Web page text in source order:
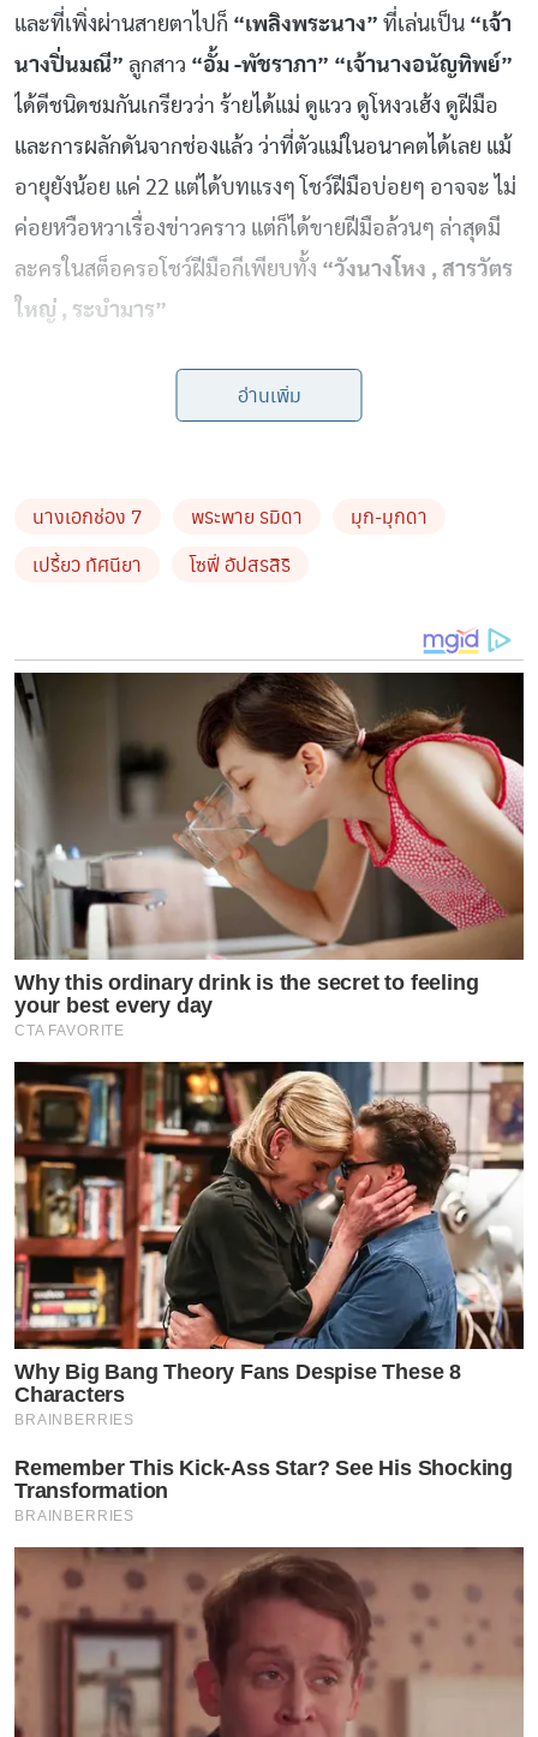
และที่เพิ่งผ่านสายตาไปก็ “เพลิงพระนาง” ที่เล่นเป็น “เจ้า
นางปิ่นมณี” ลูกสาว “อั้ม -พัชราภา” “เจ้านางอนัญทิพย์”
ได้ดีชนิดชมกันเกรียวว่า ร้ายได้แม่ ดูแวว ดูโหงวเฮ้ง ดูฝีมือ
และการผลักดันจากช่องแล้ว ว่าที่ตัวแม่ในอนาคตได้เลย แม้
อายุยังน้อย แค่ 22 แต่ได้บทแรงๆ โชว์ฝีมือบ่อยๆ อาจจะ ไม่
ค่อยหวือหวาเรื่องข่าวคราว แต่ก็ได้ขายฝีมือล้วนๆ ล่าสุดมี
ละครในสต็อครอโชว์ฝีมือกีเพียบทั้ง “วังนางโหง , สารวัตร
ใหญ่ , ระบำมาร”
“มัสยา”ประกบพระเอก“มิกค์ ทองระย้า”แล้วก็แจ้งเกิด
ทันทีตั้งแต่ละครลงจอไปไม่กี่ตอน เสียงชื่นชมทั้งความสวย
ขึ้นกล้อง ฝีไม้ลายมือ ดังก้องวิกหมอชิต อายุเพิ่งจะ 22
อนาคตบนเส้นทางสายนี้ยังไปได้อีกไกลเลย
3. โซฟี่- อัปสรสิริ อินทรคูสินนางเอกรุ่นเล็ก อายุเพิ่งจะ 19
ของวิกหมอชิต แต่ขึ้นแท่นนางเอกเต็มๆตัวไปแล้ว 2 เรื่อง
ติดๆ เห็นแววมาจากละครฟอร์มใหญ่“คือหัตถาครอง
พิภพ”ในบท“แพรวพรรณราย”ตอนอายุ 15 หยกๆ 16
หย่อนๆ ประกบรุ่นพี่ๆได้สบายเลย มา เป็นนางเอกเต็มตัวใน
ละครเย็น“นางฟ้าเปื้อนฝุ่น”ก็ช่วยดันให้ละครเรตติ้งสวย
จนได้โบนัสเป็นนางเอกอีกครั้งใน“มือปืนพ่อลูกติด”
ซึ่งก็
เรทติ้งกระฉูดอีกแล้ว กลายเป็นละครเย็นที่ทำสถิติเรทติ้งแซง
หน้าละครหลังข่าวในล็อตเดียวกันไปไกลแบบไม่เห็นฝุ่น
4. พระพาย- รมิดา ธีรพัฒน์
อีกหนึ่งนางเอกละครเย็นจากวิก
หมอชิต อายุ 20 ต้นๆ ประเดิมเรื่องแรก“เกิดเป็นกา”เมื่อ
ต้นปีนี้ ก็แจ้งเกิดเปรี้ยงปังสนั่นไปทั้งวงการ เพราะละครดรา
ม่าน้ำตานองได้ใจแฟนๆ จน กลายเป็นละครเย็นเรตติ้งเลข2
เกิดได้ไม่นานก็มีข่าวอัพกระแสว่าถูกพระเอกร่วมช่องหนุ่ม
“มิกค์ ทองระย้า”
ใหม่
“รักกันมันแจ๋ว” มาให้แล้ว
by TVPOOL ONLINE
อ่านเพิ่ม
นางเอกช่อง 7 พระพาย รมิดา
มุก-มุกดา
เปรี้ยว ทัศนียา
โซฟี่ อัปสรสิริ
Why this ordinary drink is the secret to feeling
your best every day
CTA FAVORITE
Why Big Bang Theory Fans Despise These 8
Characters
BRAINBERRIES
Remember This Kick-Ass Star? See His Shocking
Transformation
BRAINBERRIES